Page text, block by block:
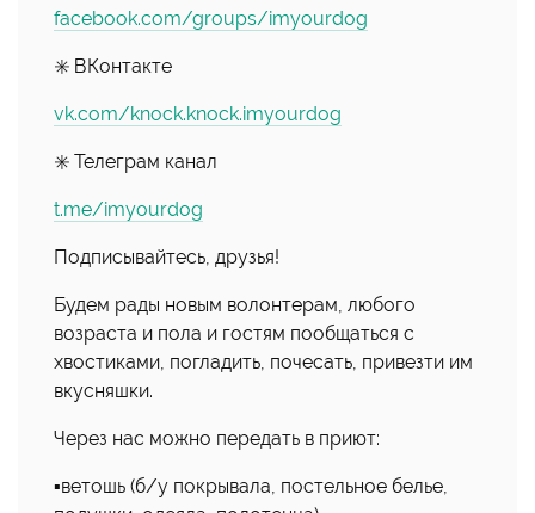
facebook.com/groups/imyourdog
✳️ ВКонтакте
vk.com/knock.knock.imyourdog
✳️ Телеграм канал
t.me/imyourdog
Подписывайтесь, друзья!
Будем рады новым волонтерам, любого
возраста и пола и гостям пообщаться с
хвостиками, погладить, почесать, привезти им
вкусняшки.
Через нас можно передать в приют:
▪️ветошь (б/у покрывала, постельное белье,